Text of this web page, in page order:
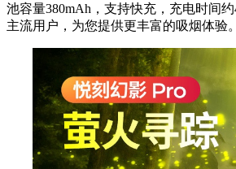
池容量380mAh，支持快充，充电时间
主流用户，为您提供更丰富的吸烟体验。